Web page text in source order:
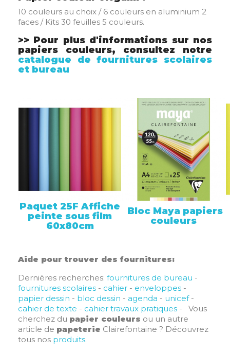
10 couleurs au choix / 6 couleurs en aluminium 2
faces / Kits 30 feuilles 5 couleurs.
>> Pour plus d'informations sur nos
papiers couleurs, consultez notre
catalogue de fournitures scolaires
et bureau
Paquet 25F Affiche
peinte sous film
60x80cm
Bloc Maya papiers
couleurs
Aide pour trouver des fournitures:
Dernières recherches: fournitures de bureau -
fournitures scolaires - cahier - enveloppes -
papier dessin - bloc dessin - agenda - unicef-
cahier de texte - cahier travaux pratiques - Vous
cherchez du papier couleurs ou un autre
article de papeterie Clairefontaine ? Découvrez
tous nos produits.